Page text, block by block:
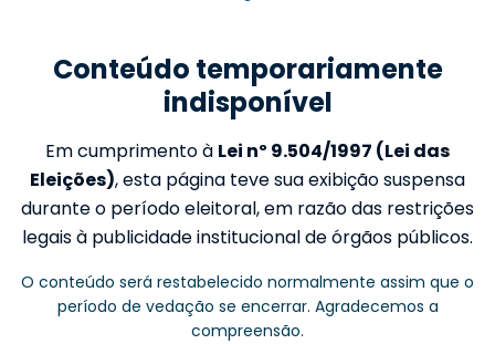
Conteúdo temporariamente
indisponível
Em cumprimento à Lei nº 9.504/1997 (Lei das
Eleições), esta página teve sua exibição suspensa
durante o período eleitoral, em razão das restrições
legais à publicidade institucional de órgãos públicos.
O conteúdo será restabelecido normalmente assim que o
período de vedação se encerrar. Agradecemos a
compreensão.